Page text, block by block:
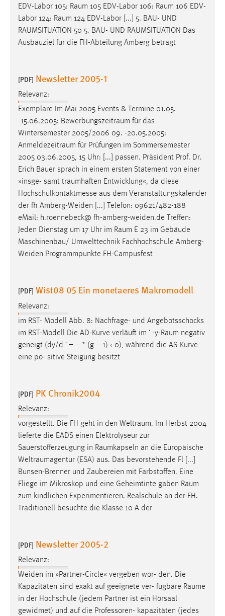
EDV-Labor 105: Raum 105 EDV-Labor 106: Raum 106 EDV-
Labor 124: Raum 124 EDV-Labor [...] 5. BAU- UND
RAUMSITUATION 50 5. BAU- UND RAUMSITUATION Das
Ausbauziel für die FH-Abteilung Amberg beträgt
[PDF] Newsletter 2005-1
Relevanz:
Exemplare Im Mai 2005 Events & Termine 01.05.
-15.06.2005: Bewerbungszeitraum für das
Wintersemester 2005/2006 09. -20.05.2005:
Anmeldezeitraum für Prüfungen im Sommersemester
2005 03.06.2005, 15 Uhr: [...] passen. Präsident Prof. Dr.
Erich Bauer sprach in einem ersten Statement von einer
»insge- samt traumhaften Entwicklung«, da diese
Hochschulkontaktmesse aus dem Veranstaltungskalender
der fh Amberg-Weiden [...] Telefon: 09621/482-188
eMail: h.roennebeck@ fh-amberg-weiden.de Treffen:
Jeden Dienstag um 17 Uhr im Raum E 23 im Gebäude
Maschinenbau/ Umwelttechnik Fachhochschule Amberg-
Weiden Programmpunkte FH-Campusfest
[PDF] Wist08 05 Ein monetaeres Makromodell
Relevanz:
im RST- Modell Abb. 8: Nachfrage- und Angebotsschocks
im RST-Modell Die AD-Kurve verläuft im ‘ -y-Raum negativ
geneigt (dy/d ‘ = – * (g – 1) ‹ 0), während die AS-Kurve
eine po- sitive Steigung besitzt
[PDF] PK Chronik2004
Relevanz:
vorgestellt. Die FH geht in den Weltraum. Im Herbst 2004
lieferte die EADS einen Elektrolyseur zur
Sauerstofferzeugung in Raumkapseln an die Europäische
Weltraumagentur (ESA) aus. Das bevorstehende Fl [...]
Bunsen-Brenner und Zaubereien mit Farbstoffen. Eine
Fliege im Mikroskop und eine Geheimtinte gaben Raum
zum kindlichen Experimentieren. Realschule an der FH.
Traditionell besuchte die Klasse 10 A der
[PDF] Newsletter 2005-2
Relevanz:
Weiden im »Partner-Circle« vergeben wor- den. Die
Kapazitäten sind exakt auf geeignete ver- fügbare Räume
in der Hochschule (jedem Partner ist ein Hörsaal
gewidmet) und auf die Professoren- kapazitäten (jedes